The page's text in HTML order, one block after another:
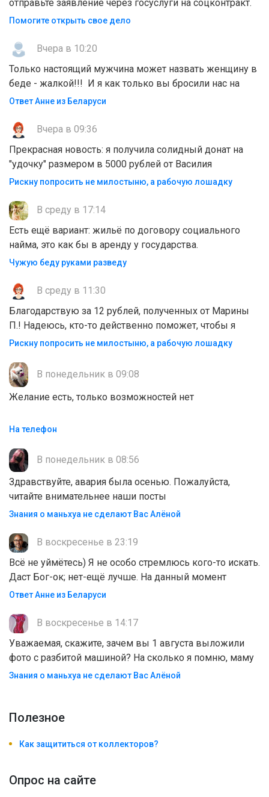
отправьте заявление через госуслуги на соцконтракт.
Помогите открыть свое дело
Вчера в 10:20
Только настоящий мужчина может назвать женщину в
беде - жалкой!!! И я как только вы бросили нас на
Ответ Анне из Беларуси
Вчера в 09:36
Прекрасная новость: я получила солидный донат на
"удочку" размером в 5000 рублей от Василия
Рискну попросить не милостыню, а рабочую лошадку
В среду в 17:14
Есть ещё вариант: жильё по договору социального
найма, это как бы в аренду у государства.
Чужую беду руками разведу
В среду в 11:30
Благодарствую за 12 рублей, полученных от Марины
П.! Надеюсь, кто-то действенно поможет, чтобы я
Рискну попросить не милостыню, а рабочую лошадку
В понедельник в 09:08
Желание есть, только возможностей нет
На телефон
В понедельник в 08:56
Здравствуйте, авария была осенью. Пожалуйста,
читайте внимательнее наши посты
Знания о маньхуа не сделают Вас Алëной
В воскресенье в 23:19
Всё не уймётесь) Я не особо стремлюсь кого-то искать.
Даст Бог-ок; нет-ещё лучше. На данный момент
Ответ Анне из Беларуси
В воскресенье в 14:17
Уважаемая, скажите, зачем вы 1 августа выложили
фото с разбитой машиной? На сколько я помню, маму
Знания о маньхуа не сделают Вас Алëной
Полезноe
Как защититься от коллекторов?
Опрос на сайте